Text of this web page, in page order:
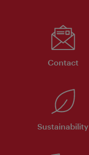
Contact
Sustainability